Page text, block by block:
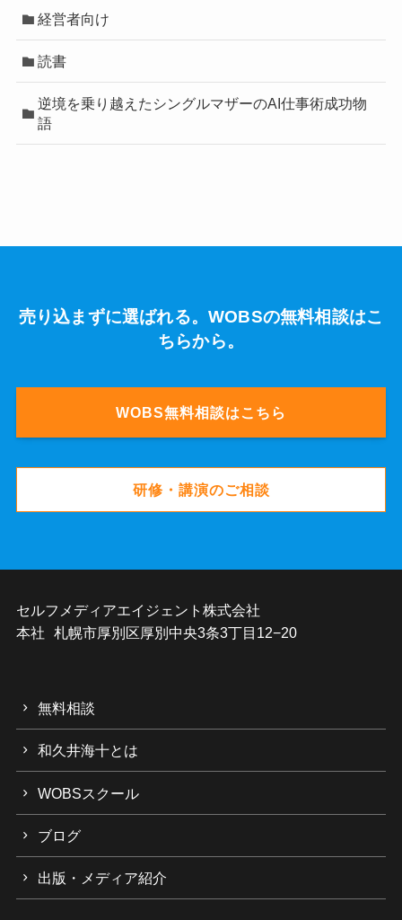
経営者向け
読書
逆境を乗り越えたシングルマザーのAI仕事術成功物
語
売り込まずに選ばれる。WOBSの無料相談はこ
ちらから。
WOBS無料相談はこちら
研修・講演のご相談
セルフメディアエイジェント株式会社
本社 札幌市厚別区厚別中央3条3丁目12−20
無料相談
和久井海十とは
WOBSスクール
ブログ
出版・メディア紹介